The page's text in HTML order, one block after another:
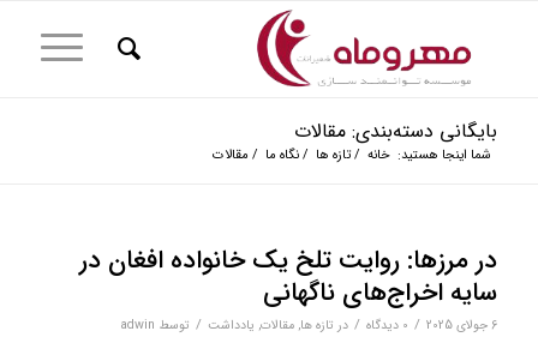
بایگانی دسته‌بندی: مقالات
شما اینجا هستید: خانه / تازه ها / نگاه ما / مقالات
در مرزها: روایت تلخ یک خانواده افغان در
سایه اخراج‌های ناگهانی
6 جولای 2025 / 0 دیدگاه‌ / در تازه ها, مقالات, یادداشت / توسط adwin